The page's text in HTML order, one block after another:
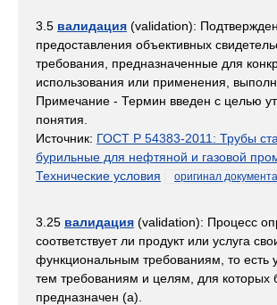
3.5 валидация (validation):
предоставления объективных
требования, предназначенные для
использования или применения,
Примечание - Термин введен с целью
понятия.
Источник: ГОСТ Р 54383-2011: Трубы
бурильные для нефтяной и газовой
Технические условия
оригинал документа
3.25 валидация (validation): Процесс
соответствует ли продукт или услуга
функциональным требованиям, то есть
тем требованиям и целям, для которых
предназначен (а).